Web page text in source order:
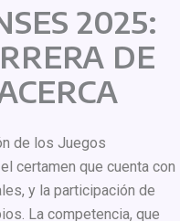
2025:
DE
de los Juegos
certamen que cuenta con
y la participación de
La competencia, que